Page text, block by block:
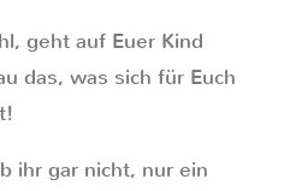
geht auf Euer Kind
das, was sich für Euch
ihr gar nicht, nur ein